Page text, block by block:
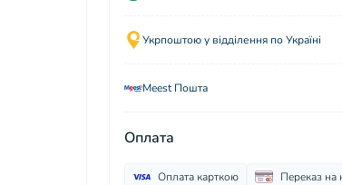
Укрпоштою у відділення по Україні
Meest Пошта
Оплата
Оплата карткою
Переказ на